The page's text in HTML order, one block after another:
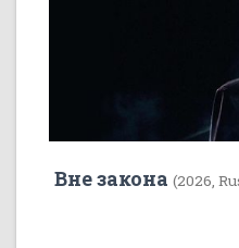
Вне закона (2026,